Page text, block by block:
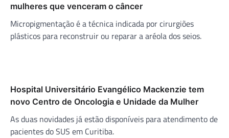
mulheres que venceram o câncer
Micropigmentação é a técnica indicada por cirurgiões
plásticos para reconstruir ou reparar a aréola dos seios.
Hospital Universitário Evangélico Mackenzie tem
novo Centro de Oncologia e Unidade da Mulher
As duas novidades já estão disponíveis para atendimento de
pacientes do SUS em Curitiba.